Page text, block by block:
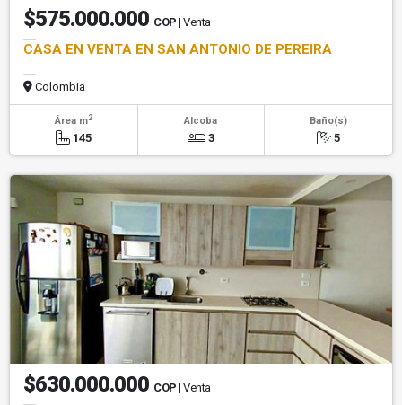
$575.000.000 COP | Venta
CASA EN VENTA EN SAN ANTONIO DE PEREIRA
Colombia
Área m2
145
Alcoba
3
Baño(s)
5
$630.000.000 COP | Venta